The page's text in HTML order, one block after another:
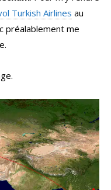
Turkish Airlines au
préalablement me